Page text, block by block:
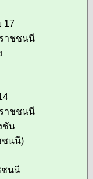
17
าชชนนี
าชชนนี
ชัน
ชนนี)
ชนนี